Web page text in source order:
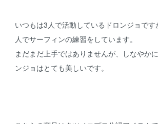
いつもは3人で活動しているドロンジョで
人でサーフィンの練習をしています。
まだまだ上手ではありませんが、しなやか
ンジョはとても美しいです。